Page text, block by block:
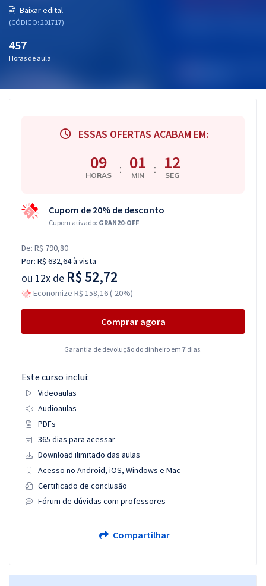
Questões grátis
Blog
Baixar edital
(CÓDIGO: 201717)
457
Horas de aula
ESSAS OFERTAS ACABAM EM:
09
HORAS : 01
MIN : 11
SEG
Cupom de 20% de desconto
Cupom ativado: GRAN20-OFF
De: R$ 790,80
Por: R$ 632,64à vista
ou 12x de R$ 52,72
Economize R$ 158,16 (-20%)
Comprar agora
Garantia de devolução do dinheiro em 7 dias.
Este curso inclui:
Videoaulas
Audioaulas
PDFs
365 dias para acessar
Download ilimitado das aulas
Acesso no Android, iOS, Windows e Mac
Certificado de conclusão
Fórum de dúvidas com professores
Compartilhar